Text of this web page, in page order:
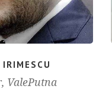
ValePutna